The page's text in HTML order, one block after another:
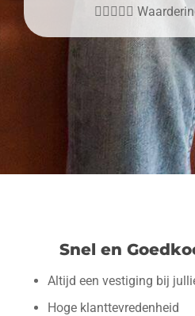
    
Snel en
Altijd een vestiging bij
Hoge klanttevredenheid